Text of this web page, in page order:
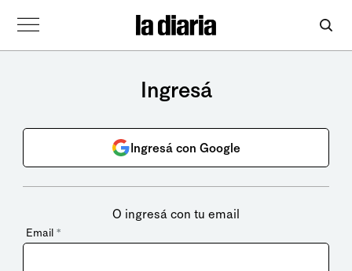
Ingresá
Ingresá con Google
O ingresá con tu email
Email *